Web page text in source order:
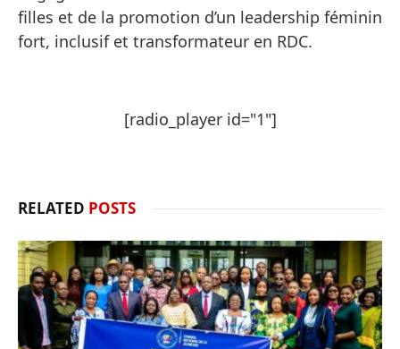
filles et de la promotion d’un leadership féminin
fort, inclusif et transformateur en RDC.
[radio_player id="1"]
RELATED POSTS